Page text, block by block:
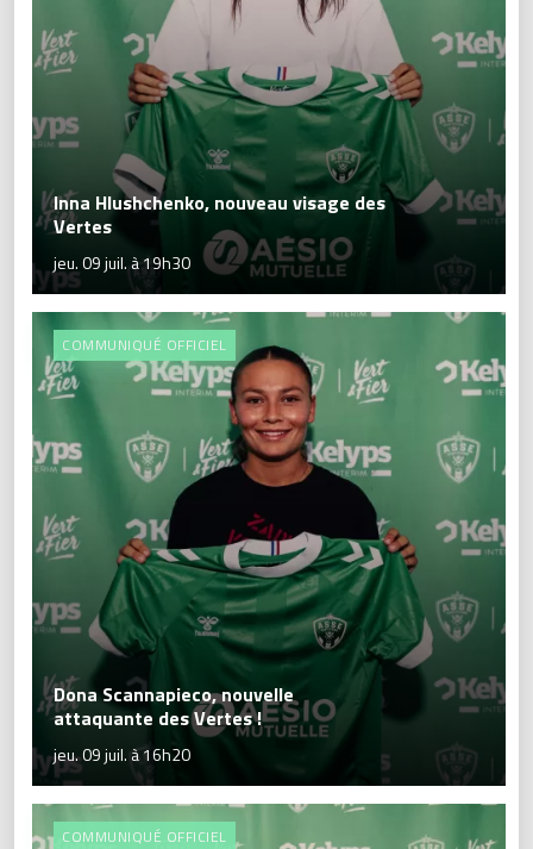
Inna Hlushchenko, nouveau visage des
Vertes
jeu. 09 juil. à 19h30
COMMUNIQUÉ OFFICIEL
Dona Scannapieco, nouvelle
attaquante des Vertes !
jeu. 09 juil. à 16h20
COMMUNIQUÉ OFFICIEL